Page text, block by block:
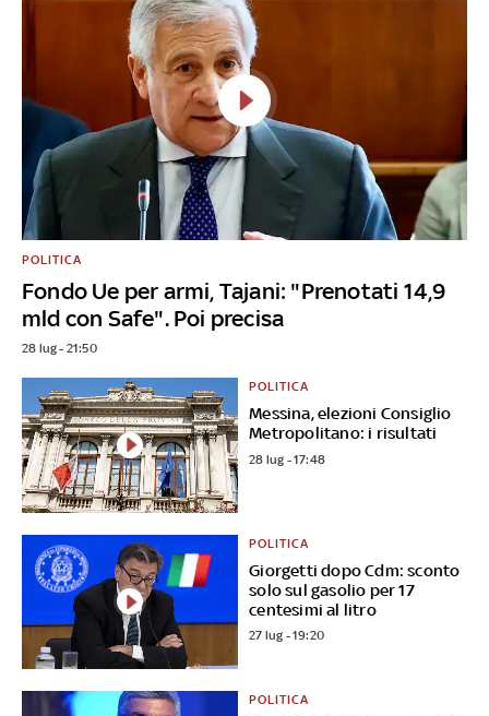
Fondo Ue per armi, Tajani: "Prenotati 14,9
mld con Safe". Poi precisa
POLITICA
28 lug - 21:50
Messina, elezioni Consiglio
Metropolitano: i risultati
POLITICA
28 lug - 17:48
Giorgetti dopo Cdm: sconto
solo sul gasolio per 17
centesimi al litro
POLITICA
27 lug - 19:20
POLITICA